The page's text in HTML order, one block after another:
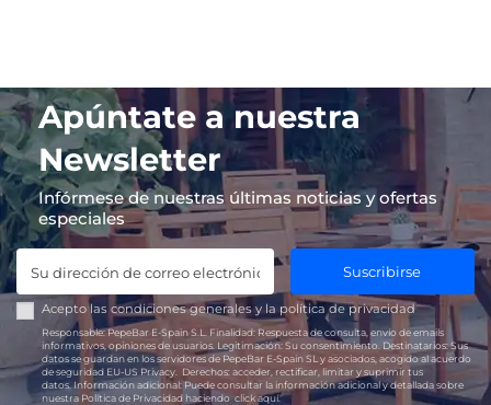
Apúntate a nuestra
Newsletter
Infórmese de nuestras últimas noticias y ofertas
especiales
Suscribirse
Acepto las condiciones generales y lapolítica de privacidad
Responsable:PepeBar E-Spain S.L. Finalidad: Respuesta de consulta, envío de emails
informativos, opiniones de usuarios. Legitimación: Su consentimiento. Destinatarios:Sus
datos se guardan en los servidores de PepeBar E-Spain SL y asociados, acogido al acuerdo
de seguridad EU-US Privacy.
Derechos: acceder, rectificar, limitar y suprimir tus
datos.Información adicional:Puede consultar la información adicional y detallada sobre
nuestra Política de Privacidad haciendoclick aquí.